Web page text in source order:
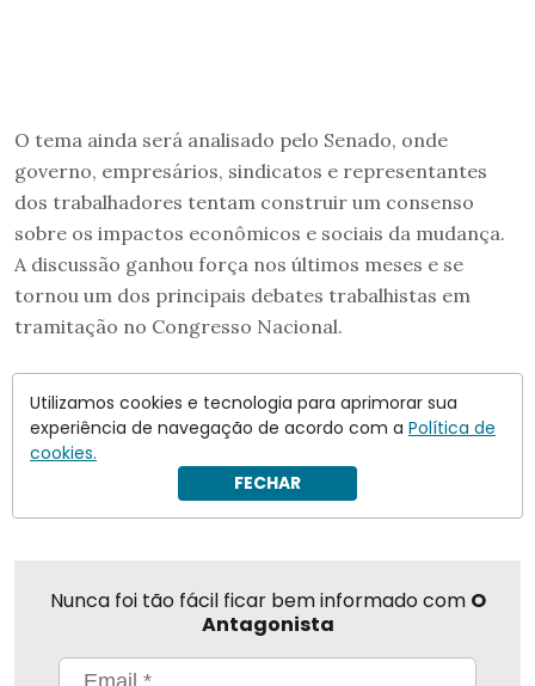
O tema ainda será analisado pelo Senado, onde
governo, empresários, sindicatos e representantes
dos trabalhadores tentam construir um consenso
sobre os impactos econômicos e sociais da mudança.
A discussão ganhou força nos últimos meses e se
tornou um dos principais debates trabalhistas em
tramitação no Congresso Nacional.
Compartilhar
Nunca foi tão fácil ficar bem informado com O
Antagonista
Utilizamos cookies e tecnologia para aprimorar sua
experiência de navegação de acordo com a Política de
cookies.
FECHAR